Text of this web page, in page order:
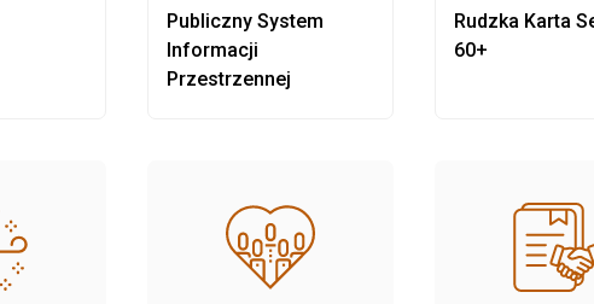
Publiczny System
Informacji
Przestrzennej
Rudzka Karta
60+